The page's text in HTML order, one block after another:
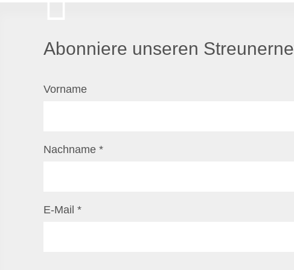
Abonniere unseren
Vorname
Nachname *
E-Mail *